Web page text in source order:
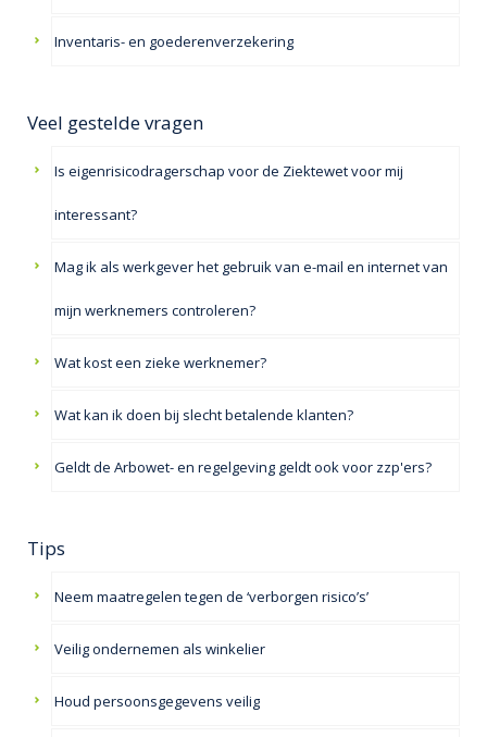
Inventaris- en goederenverzekering
Veel gestelde vragen
Is eigenrisicodragerschap voor de Ziektewet voor mij
interessant?
Mag ik als werkgever het gebruik van e-mail en internet van
mijn werknemers controleren?
Wat kost een zieke werknemer?
Wat kan ik doen bij slecht betalende klanten?
Geldt de Arbowet- en regelgeving geldt ook voor zzp'ers?
Tips
Neem maatregelen tegen de ‘verborgen risico’s’
Veilig ondernemen als winkelier
Houd persoonsgegevens veilig